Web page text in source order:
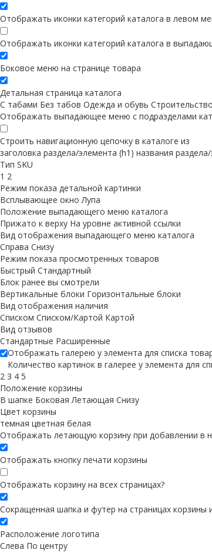
Отображать иконки категорий каталога в левом
Отображать иконки категорий каталога в
Боковое меню на странице товара
Детальная страница каталога
С табами Без табов Одежда и обувь
Отображать выпадающее меню с подразделами
Строить навигационную цепочку в каталоге из
заголовка раздела/элемента (h1) названия
Тип SKU
1 2
Режим показа детальной картинки
Всплывающее окно Лупа
Положение выпадающего меню каталога
Прижато к верху На уровне активной ссылки
Вид отображения выпадающего меню каталога
Справа Снизу
Режим показа просмотренных товаров
Быстрый Стандартный
Блок ранее вы смотрели
Вертикальные блоки Горизонтальные блоки
Вид отображения наличия
Списком Списком/Картой Картой
Вид отзывов
Стандартные Расширенные
Отображать галерею у элемента для списка
Количество картинок в галерее у элемента для
2 3 4 5
Положение корзины
В шапке Боковая Летающая Снизу
Цвет корзины
темная цветная белая
Отображать летающую корзину при добавлении в
Отображать кнопку печати корзины
Отображать корзину на всех страницах?
Сокращенная шапка и футер на страницах корзины
Расположение логотипа
Cлева По центру